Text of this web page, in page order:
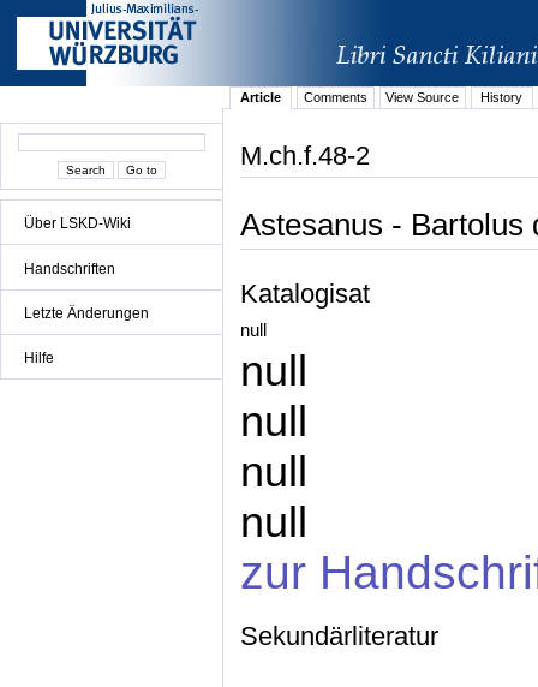
Über LSKD-Wiki
Handschriften
Letzte Änderungen
Hilfe
Article Comments View Source History
M.ch.f.48-2
Astesanus - Bartolus
Katalogisat
null
null
null
null
null
zur
Sekundärliteratur